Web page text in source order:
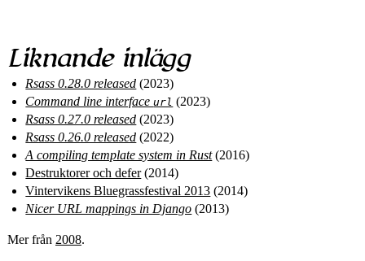
Liknande inlägg
Rsass 0.28.0 released (2023)
Command line interfaceurl (2023)
Rsass 0.27.0 released (2023)
Rsass 0.26.0 released (2022)
A compiling template system in Rust(2016)
Destruktorer och defer(2014)
Vintervikens Bluegrass­festival 2013 (2014)
Nicer URL mappings in Django (2013)
Mer från 2008.